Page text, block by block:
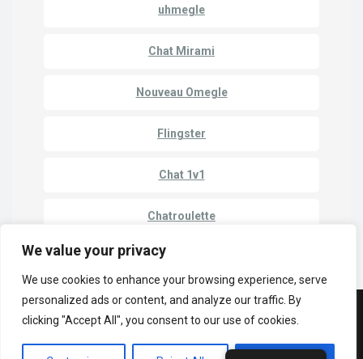
We value your privacy
We use cookies to enhance your browsing experience, serve
personalized ads or content, and analyze our traffic. By
clicking "Accept All", you consent to our use of cookies.
uhmegle
Chat Mirami
Nouveau Omegle
Flingster
Chat 1v1
Chatroulette
© Copyright 2023 | Cam Match - Discuter avec des étrangers en ligne
Politique de confidentialité
Conditions générales d'utilisation